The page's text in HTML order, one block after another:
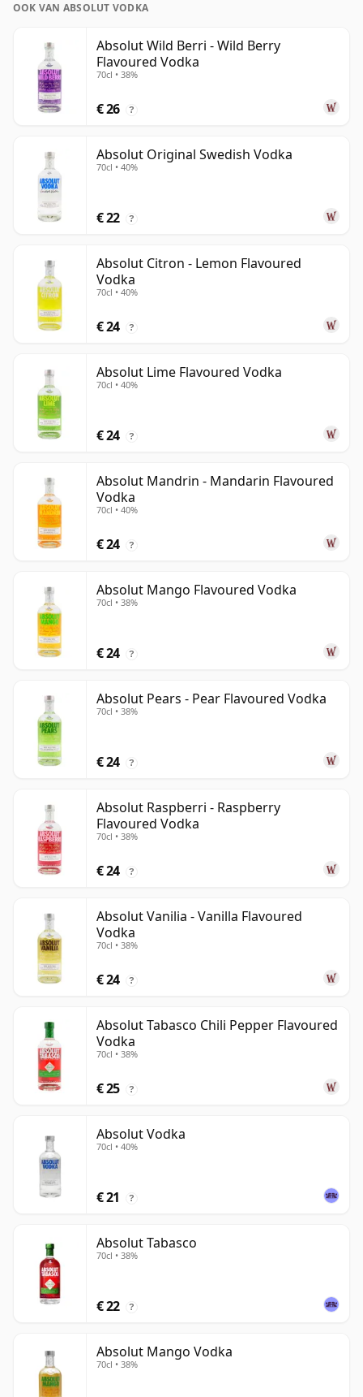
OOK VAN ABSOLUT VODKA
Absolut Wild Berri - Wild Berry
Flavoured Vodka
70cl • 38%
€ 26 ?
Absolut Original Swedish Vodka
70cl • 40%
€ 22 ?
Absolut Citron - Lemon Flavoured
Vodka
70cl • 40%
€ 24 ?
Absolut Lime Flavoured Vodka
70cl • 40%
€ 24 ?
Absolut Mandrin - Mandarin Flavoured
Vodka
70cl • 40%
€ 24 ?
Absolut Mango Flavoured Vodka
70cl • 38%
€ 24 ?
Absolut Pears - Pear Flavoured Vodka
70cl • 38%
€ 24 ?
Absolut Raspberri - Raspberry
Flavoured Vodka
70cl • 38%
€ 24 ?
Absolut Vanilia - Vanilla Flavoured
Vodka
70cl • 38%
€ 24 ?
Absolut Tabasco Chili Pepper Flavoured
Vodka
70cl • 38%
€ 25 ?
Absolut Vodka
70cl • 40%
€ 21 ?
Absolut Tabasco
70cl • 38%
€ 22 ?
Absolut Mango Vodka
70cl • 38%